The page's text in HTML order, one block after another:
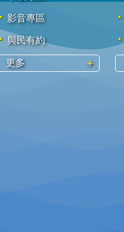
影音專區
與民有約
更多